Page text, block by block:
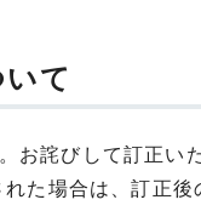
いて
お詫びして訂正い
た場合は、訂正